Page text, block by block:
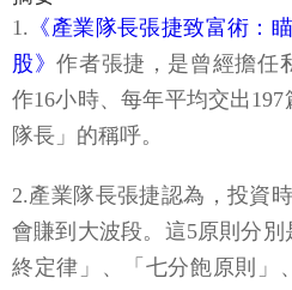
1. 《產業隊長張捷致富術：
股》作者張捷，是曾經擔任
作16小時、每年平均交出
隊長」的稱呼。
2.產業隊長張捷認為，投資
會賺到大波段。這5原則分
終定律」、「七分飽原則」